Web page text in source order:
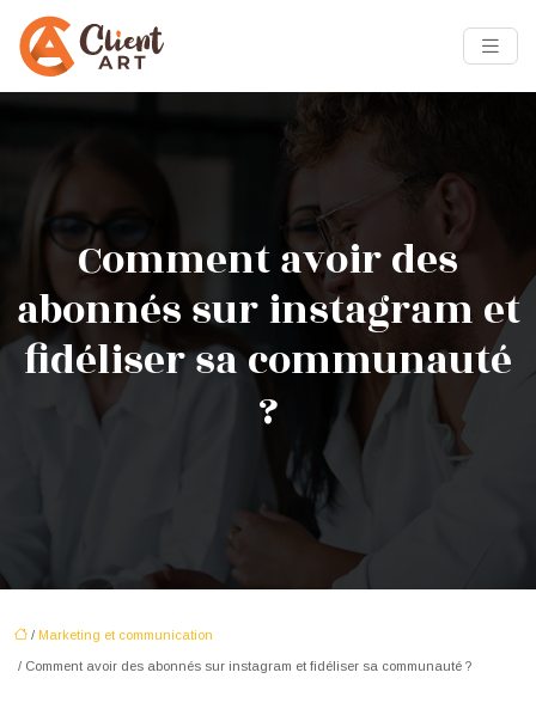
Comment avoir des
abonnés sur instagram et
fidéliser sa communauté
?
/ Marketing et communication
/ Comment avoir des abonnés sur instagram et fidéliser sa communauté ?